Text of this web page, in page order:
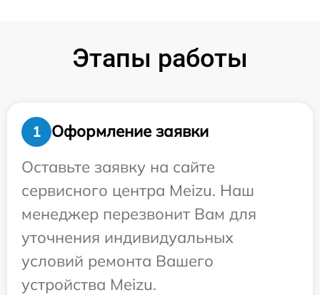
Этапы работы
1
Оформление заявки
Оставьте заявку на сайте
сервисного центра Meizu. Наш
менеджер перезвонит Вам для
уточнения индивидуальных
условий ремонта Вашего
устройства Meizu.